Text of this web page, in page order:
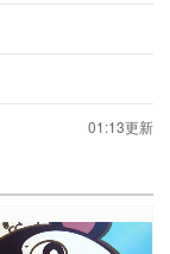
01:13更新